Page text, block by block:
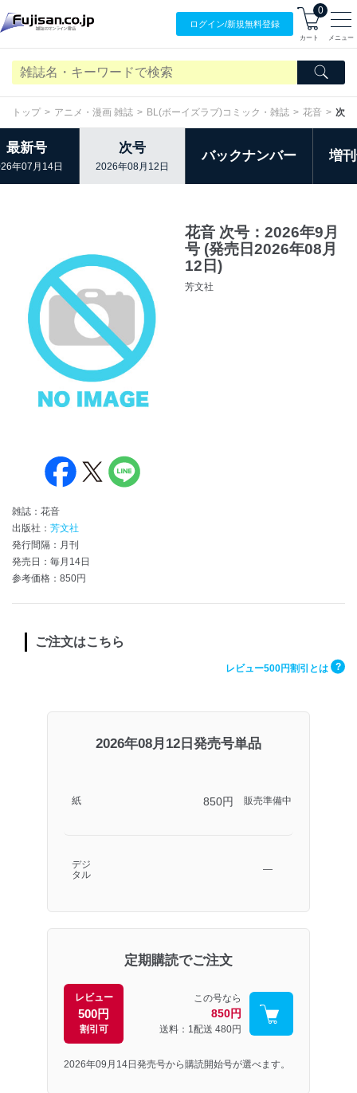
ログイン/新規無料登録
0
カート メニュー
トップ アニメ・漫画 雑誌 BL(ボーイズラブ)コミック・雑誌 花音 次号
最新号
年07月14日
次号
2026年08月12日
バックナンバー 増
雑誌：花音
出版社： 芳文社
発行間隔：月刊
発売日：毎月14日
参考価格：850円
花音 次号：2026年9月
号 (発売日2026年08月
12日)
芳文社
ご注文はこちら
レビュー500円割引とは ?
2026年08月12日発売号単品
紙 850円 販売準備中
デジ
タル
―
定期購読でご注文
レビュー
500円
割引可
この号なら
850円
送料：1配送 480円
2026年09月14日発売号から購読開始号が選べます。